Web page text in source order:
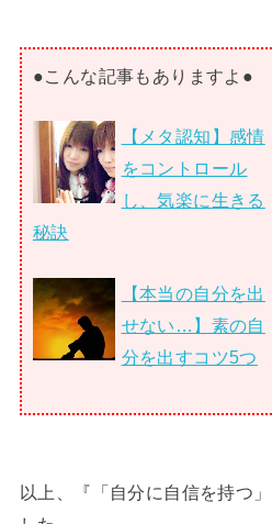
●こんな記事もありますよ●
【メタ認知】感情
をコントロール
し、気楽に生きる
秘訣
【本当の自分を出
せない…】素の自
分を出すコツ5つ
以上、『「自分に自信を持つ